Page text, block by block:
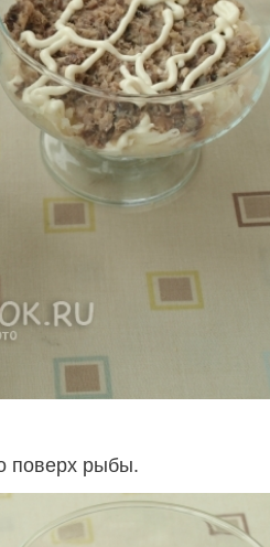
поверх рыбы.